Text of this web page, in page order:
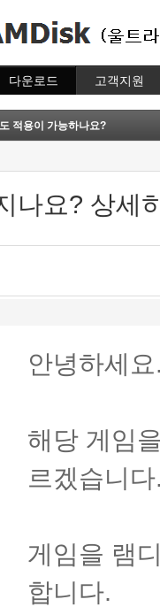
다운로드 고객지원
자주묻는질문
질문하기
적용이 가능하나요?
나요? 상세
안녕하세
해당 게임
르겠습니
게임을 램
합니다.